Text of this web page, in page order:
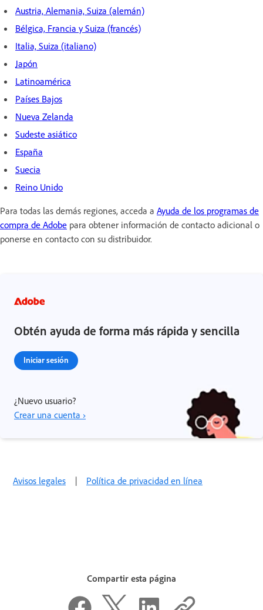
Austria, Alemania, Suiza (alemán)
Bélgica, Francia y Suiza (francés)
Italia, Suiza (italiano)
Japón
Latinoamérica
Países Bajos
Nueva Zelanda
Sudeste asiático
España
Suecia
Reino Unido
Para todas las demás regiones, acceda a Ayuda de los programas de
compra de Adobe para obtener información de contacto adicional o
ponerse en contacto con su distribuidor.
Obtén ayuda de forma más rápida y sencilla
Iniciar sesión
¿Nuevo usuario?
Crear una cuenta ›
Avisos legales | Política de privacidad en línea
Compartir esta página